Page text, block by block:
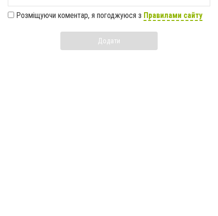
Розміщуючи коментар, я погоджуюся з Правилами сайту
Додати